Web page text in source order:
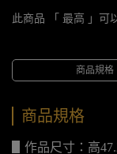
此商品 「 最高 」可
商品規格
商品規格
▋作品尺寸：高